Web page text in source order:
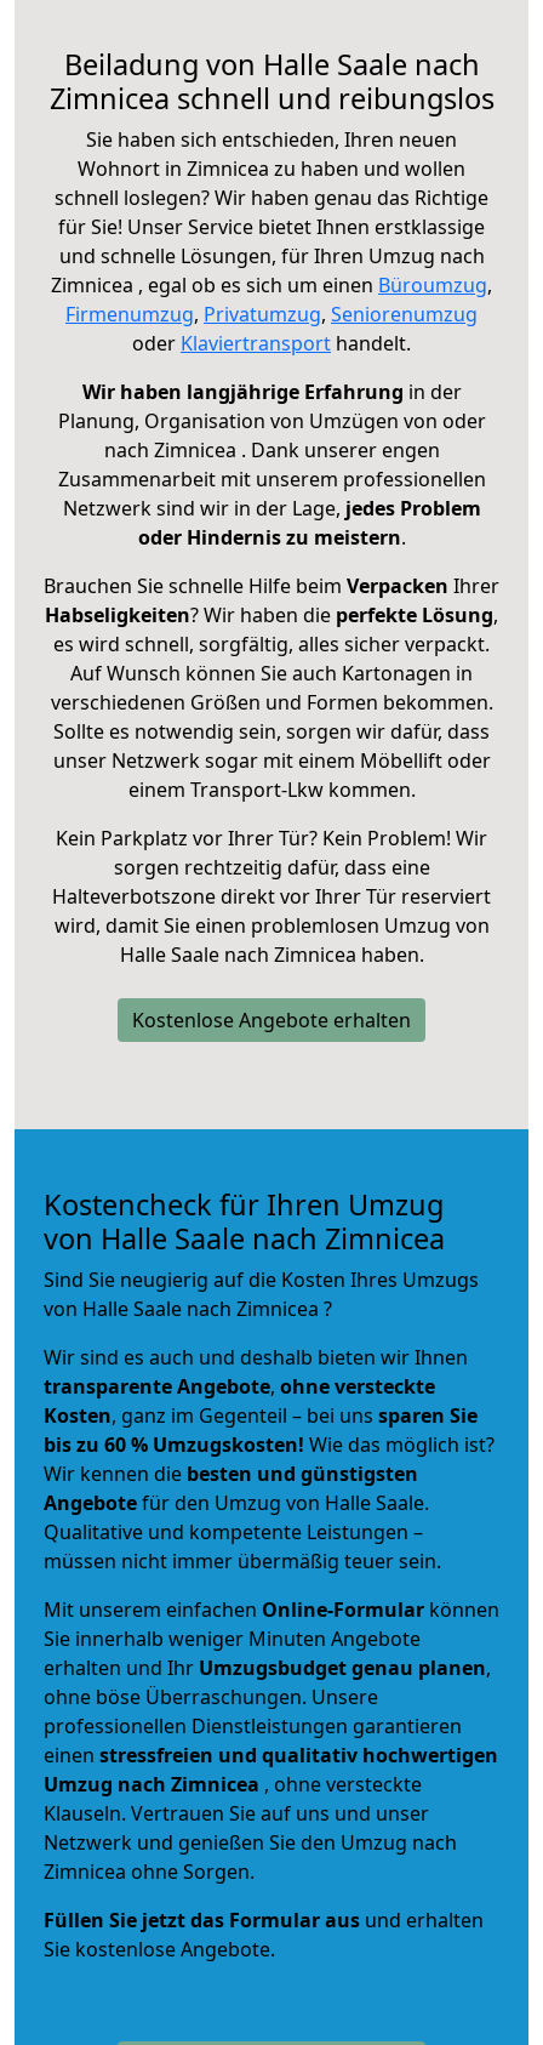
Beiladung von Halle Saale nach
Zimnicea schnell und reibungslos
Sie haben sich entschieden, Ihren neuen
Wohnort in Zimnicea zu haben und wollen
schnell loslegen? Wir haben genau das Richtige
für Sie! Unser Service bietet Ihnen erstklassige
und schnelle Lösungen, für Ihren Umzug nach
Zimnicea , egal ob es sich um einen Büroumzug,
Firmenumzug, Privatumzug, Seniorenumzug
oder Klaviertransport handelt.
Wir haben langjährige Erfahrung in der
Planung, Organisation von Umzügen von oder
nach Zimnicea . Dank unserer engen
Zusammenarbeit mit unserem professionellen
Netzwerk sind wir in der Lage, jedes Problem
oder Hindernis zu meistern.
Brauchen Sie schnelle Hilfe beim Verpacken Ihrer
Habseligkeiten? Wir haben die perfekte Lösung,
es wird schnell, sorgfältig, alles sicher verpackt.
Auf Wunsch können Sie auch Kartonagen in
verschiedenen Größen und Formen bekommen.
Sollte es notwendig sein, sorgen wir dafür, dass
unser Netzwerk sogar mit einem Möbellift oder
einem Transport-Lkw kommen.
Kein Parkplatz vor Ihrer Tür? Kein Problem! Wir
sorgen rechtzeitig dafür, dass eine
Halteverbotszone direkt vor Ihrer Tür reserviert
wird, damit Sie einen problemlosen Umzug von
Halle Saale nach Zimnicea haben.
Kostenlose Angebote erhalten
Kostencheck für Ihren Umzug
von Halle Saale nach Zimnicea
Sind Sie neugierig auf die Kosten Ihres Umzugs
von Halle Saale nach Zimnicea ?
Wir sind es auch und deshalb bieten wir Ihnen
transparente Angebote, ohne versteckte
Kosten, ganz im Gegenteil – bei uns sparen Sie
bis zu 60 % Umzugskosten! Wie das möglich ist?
Wir kennen die besten und günstigsten
Angebotefür den Umzug von Halle Saale.
Qualitative und kompetente Leistungen –
müssen nicht immer übermäßig teuer sein.
Mit unserem einfachen Online-Formular können
Sie innerhalb weniger Minuten Angebote
erhalten und Ihr Umzugsbudgetgenau planen,
ohne böse Überraschungen. Unsere
professionellen Dienstleistungen garantieren
einen stressfreien und qualitativ hochwertigen
Umzug nach Zimnicea , ohne versteckte
Klauseln. Vertrauen Sie auf uns und unser
Netzwerk und genießen Sie den Umzug nach
Zimnicea ohne Sorgen.
Füllen Sie jetzt das Formular aus und erhalten
Sie kostenlose Angebote.